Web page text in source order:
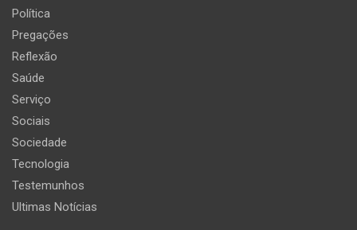
Política
Pregações
Reflexão
Saúde
Serviço
Sociais
Sociedade
Tecnologia
Testemunhos
Ultimas Notícias